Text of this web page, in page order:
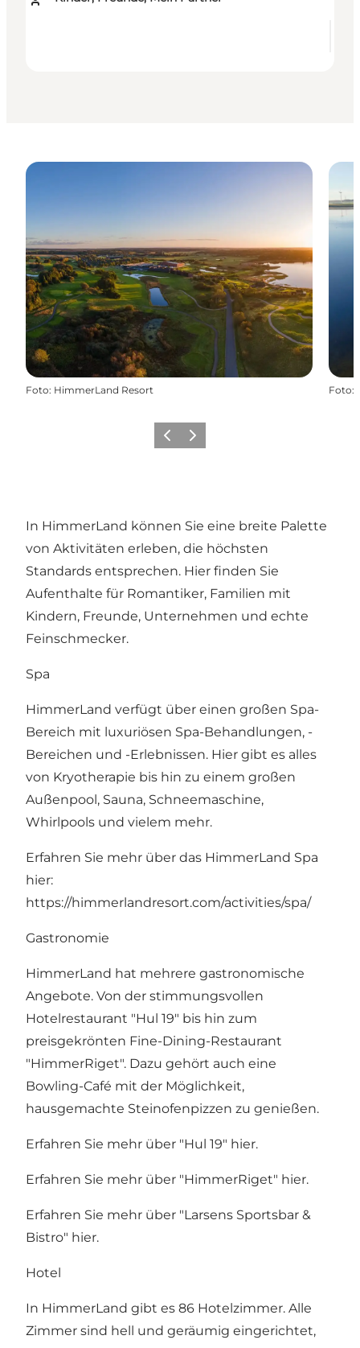
Foto: HimmerLand Resort Foto:
ZurückWeiter
In HimmerLand können Sie eine breite Palette
von Aktivitäten erleben, die höchsten
Standards entsprechen. Hier finden Sie
Aufenthalte für Romantiker, Familien mit
Kindern, Freunde, Unternehmen und echte
Feinschmecker.
Spa
HimmerLand verfügt über einen großen Spa-
Bereich mit luxuriösen Spa-Behandlungen, -
Bereichen und -Erlebnissen. Hier gibt es alles
von Kryotherapie bis hin zu einem großen
Außenpool, Sauna, Schneemaschine,
Whirlpools und vielem mehr.
Erfahren Sie mehr über das HimmerLand Spa
hier:
https://himmerlandresort.com/activities/spa/
Gastronomie
HimmerLand hat mehrere gastronomische
Angebote. Von der stimmungsvollen
Hotelrestaurant "Hul 19" bis hin zum
preisgekrönten Fine-Dining-Restaurant
"HimmerRiget". Dazu gehört auch eine
Bowling-Café mit der Möglichkeit,
hausgemachte Steinofenpizzen zu genießen.
Erfahren Sie mehr über "Hul 19" hier.
Erfahren Sie mehr über "HimmerRiget" hier.
Erfahren Sie mehr über "Larsens Sportsbar &
Bistro" hier.
Hotel
In HimmerLand gibt es 86 Hotelzimmer. Alle
Zimmer sind hell und geräumig eingerichtet,